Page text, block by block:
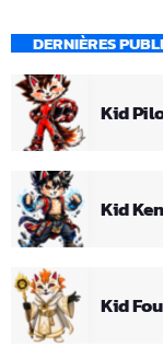
DERNIÈRES
Kid
Kid
Kid